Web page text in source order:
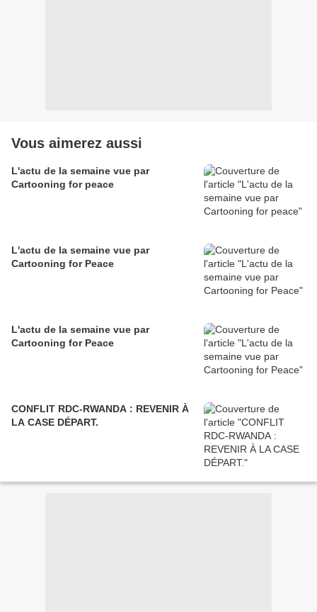
Vous aimerez aussi
L'actu de la semaine vue par
Cartooning for peace
L'actu de la semaine vue par
Cartooning for Peace
L'actu de la semaine vue par
Cartooning for Peace
CONFLIT RDC-RWANDA : REVENIR À
LA CASE DÉPART.